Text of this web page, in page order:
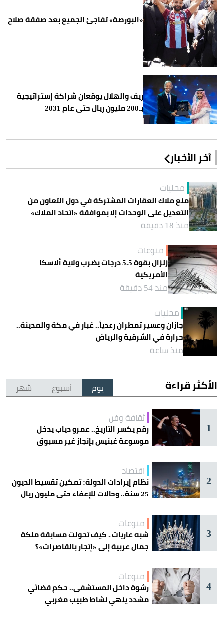
«البورصة» تفاجئ الجميع بعد صفقة صلاح
ريف والهلال يوقعان شراكة إستراتيجية
بـ200 مليون ريال حتى عام 2031
آخر الأخبار
محليات
منع ملاك العقارات المشتركة في دول التعاون من
التعديل على الوحدات إلا بموافقة «اتحاد الملاك»
منذ 18 دقيقة
منوعات
زلزال بقوة 5.5 درجات يضرب ولاية ألاسكا
الأمريكية
منذ 54 دقيقة
محليات
جازان وعسير تمطران رعدياً.. غبار في مكة والمدينة..
حرارة في الشرقية والرياض
منذ ساعة
الأكثر قراءة يوم أسبوع شهر
1
ثقافة وفن
رقم يكسر التاريخ.. عمرو دياب يدخل
موسوعة غينيس بإنجاز غير مسبوق
2
اقتصاد
نظام إيرادات الدولة: تمكين تقسيط الديون
25 سنة.. وحالات للإعفاء حتى مليون ريال
3
منوعات
شبه عاريات.. كيف تحولت مسابقة ملكة
جمال عربية إلى «إتجار بالقاصرات»؟
4
منوعات
رشوة داخل المستشفى.. حكم قضائي
مشدد ينهي نشاط طبيب مغربي